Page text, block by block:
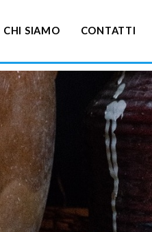
CHI SIAMO CONTATTI